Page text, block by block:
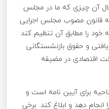
آن چیزی که ما در مجلس
قانون مصوب مجلس اجرایی
خود را مطابق آن تنظیم کند
و حقوق بازنشستگانی
اقتصادی در مضیقه
برای آیین نامه است و
دهد و ابلاغ کند. برخی